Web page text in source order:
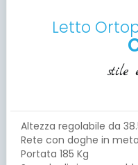
Letto
stile
Altezza regolabile da
Rete con doghe in
Portata 185 Kg